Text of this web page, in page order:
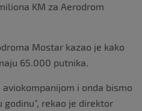
KM za Aerodrom
Mostar kazao je kako
65.000 putnika.
aviokompanijom i onda bismo
rekao je direktor